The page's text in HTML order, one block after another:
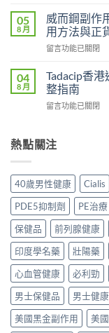
2026：
一
藥
時
解
決
與
早
問
題〉
中
量
完
整
教
幾
時
食
正
法
一
次
講
楚〉
中
馬
糖
Hamer
效
真
相：
用
心
用？
2026
香
港
家
實
測
評
價〉
中
05
8 月
威而鋼副作
用方法與正
在
而
鋼
副
作
整
2026：
常
見
副
用、
安
全
服
用
方
法
與
留言功能已關閉
04
8 月
Tadacip香
整指南
在
港
邊
買
正
貨？
2026
年
購
買
渠
道
＋
價
錢
完
留言功能已關閉
熱點關注
40歲男性健康 Cialis
PDE5抑制劑
PE治療
保健品
前列腺健康
印度學名藥
壯陽藥
心血管健康
必利勁
男士保健品
男士健康
美國黑金副作用
美